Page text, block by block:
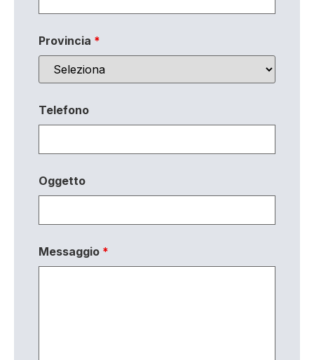
Provincia *
Telefono
Oggetto
Messaggio *